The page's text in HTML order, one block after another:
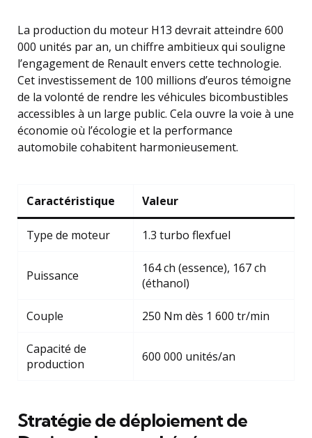
La production du moteur H13 devrait atteindre 600
000 unités par an, un chiffre ambitieux qui souligne
l’engagement de Renault envers cette technologie.
Cet investissement de 100 millions d’euros témoigne
de la volonté de rendre les véhicules bicombustibles
accessibles à un large public. Cela ouvre la voie à une
économie où l’écologie et la performance
automobile cohabitent harmonieusement.
Caractéristique Valeur
Type de moteur 1.3 turbo flexfuel
Puissance
164 ch (essence), 167 ch
(éthanol)
Couple 250 Nm dès 1 600 tr/min
Capacité de
production
600 000 unités/an
Stratégie de déploiement de